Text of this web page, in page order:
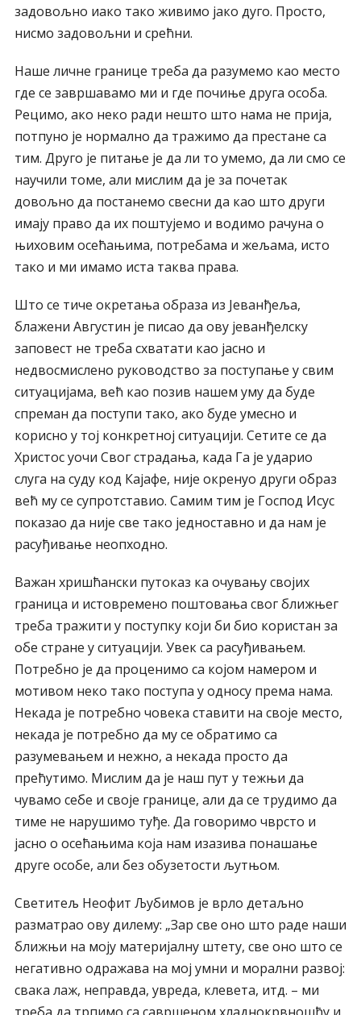
задовољно иако тако живимо јако дуго. Просто,
нисмо задовољни и срећни.
Наше личне границе треба да разумемо као место
где се завршавамо ми и где почиње друга особа.
Рецимо, ако неко ради нешто што нама не прија,
потпуно је нормално да тражимо да престане са
тим. Друго је питање је да ли то умемо, да ли смо се
научили томе, али мислим да је за почетак
довољно да постанемо свесни да као што други
имају право да их поштујемо и водимо рачуна о
њиховим осећањима, потребама и жељама, исто
тако и ми имамо иста таква права.
Што се тиче окретања образа из Јеванђеља,
блажени Августин је писао да ову јеванђелску
заповест не треба схватати као јасно и
недвосмислено руководство за поступање у свим
ситуацијама, већ као позив нашем уму да буде
спреман да поступи тако, ако буде умесно и
корисно у тој конкретној ситуацији. Сетите се да
Христос уочи Свог страдања, када Га је ударио
слуга на суду код Кајафе, није окренуо други образ
већ му се супротставио. Самим тим је Господ Исус
показао да није све тако једноставно и да нам је
расуђивање неопходно.
Важан хришћански путоказ ка очувању својих
граница и истовремено поштовања свог ближњег
треба тражити у поступку који би био користан за
обе стране у ситуацији. Увек са расуђивањем.
Потребно је да проценимо са којом намером и
мотивом неко тако поступа у односу према нама.
Некада је потребно човека ставити на своје место,
некада је потребно да му се обратимо са
разумевањем и нежно, а некада просто да
прећутимо. Мислим да је наш пут у тежњи да
чувамо себе и своје границе, али да се трудимо да
тиме не нарушимо туђе. Да говоримо чврсто и
јасно о осећањима која нам изазива понашање
друге особе, али без обузетости љутњом.
Светитељ Неофит Љубимов је врло детаљно
разматрао ову дилему: „Зар све оно што раде наши
ближњи на моју материјалну штету, све оно што се
негативно одражава на мој умни и морални развој:
свака лаж, неправда, увреда, клевета, итд. – ми